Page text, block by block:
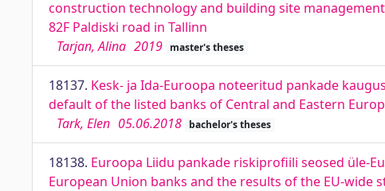
construction technology and building site
82F Paldiski road in Tallinn
Tarjan, Alina 2019 master's theses
18137. Kesk- ja Ida-Euroopa noteeritud pankade
default of the listed banks of Central and Eastern
Tark, Elen 05.06.2018 bachelor's theses
18138. Euroopa Liidu pankade riskiprofiili seosed üle-
European Union banks and the results of the EU-wide